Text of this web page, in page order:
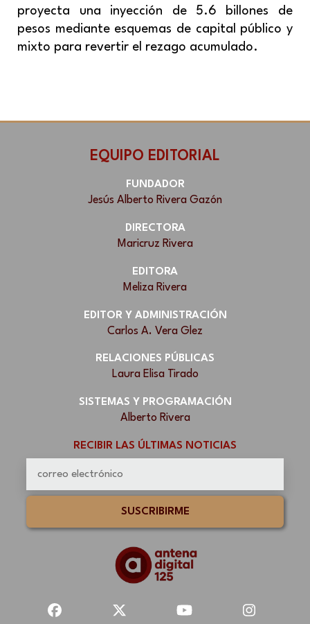
proyecta una inyección de 5.6 billones de
pesos mediante esquemas de capital público y
mixto para revertir el rezago acumulado.
EQUIPO EDITORIAL
FUNDADOR
Jesús Alberto Rivera Gazón
DIRECTORA
Maricruz Rivera
EDITORA
Meliza Rivera
EDITOR Y ADMINISTRACIÓN
Carlos A. Vera Glez
RELACIONES PÚBLICAS
Laura Elisa Tirado
SISTEMAS Y PROGRAMACIÓN
Alberto Rivera
RECIBIR LAS ÚLTIMAS NOTICIAS
SUSCRIBIRME